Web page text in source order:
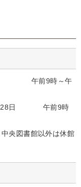
9時～午
月28日 午前9時
央図書館以外は休館